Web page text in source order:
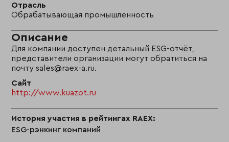
Отрасль
Обрабатывающая промышленность
Описание
Для компании доступен детальный ESG-отчёт,
представители организации могут обратиться на
почту sales@raex-a.ru.
Сайт
http://www.kuazot.ru
История участия в рейтингах RAEX:
ESG-рэнкинг компаний